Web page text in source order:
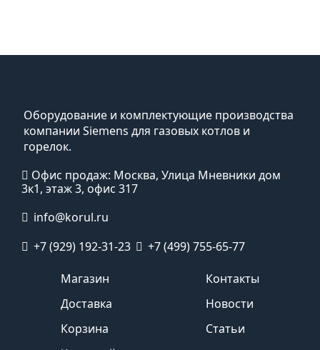
Оборудование и комплектующие производства
компании Siemens для газовых котлов и
горелок.
Офис продаж: Москва, Улица Мневники дом
3к1, этаж 3, офис 317
info@korul.ru
+7 (929) 192-31-23
+7 (499) 755-65-77
Магазин
Доставка
Корзина
Контакты
Новости
Статьи